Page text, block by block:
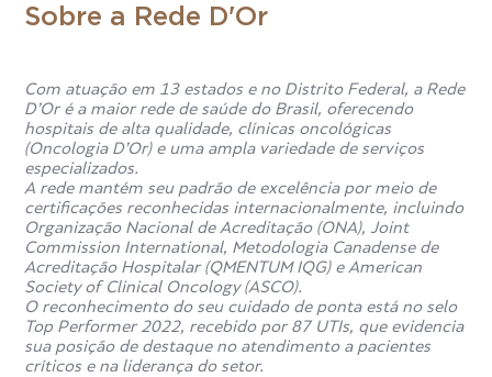
além de febre e mal-estar.
Herpes Simplex Tipos 1 e 2 - IgM
pode diagnosticar?
O exame é específico para identificar infecções pelo vírus
da herpes simples nos tipos 1 e 2. No entanto, também
pode ser útil no diagnóstico diferencial de condições com
manifestações semelhantes, como a Doença de Behçet.
Qual é o valor de referência do
exame de Herpes Simplex Tipos 1
Sobre a Rede D'Or
Com atuação em 13 estados e no Distrito Federal, a Rede
D’Or é a maior rede de saúde do Brasil, oferecendo
hospitais de alta qualidade, clínicas oncológicas
(Oncologia D’Or) e uma ampla variedade de serviços
especializados.
A rede mantém seu padrão de excelência por meio de
certificações reconhecidas internacionalmente, incluindo
Organização Nacional de Acreditação (ONA), Joint
Commission International, Metodologia Canadense de
Acreditação Hospitalar (QMENTUM IQG) e American
Society of Clinical Oncology (ASCO).
O reconhecimento do seu cuidado de ponta está no selo
Top Performer 2022, recebido por 87 UTIs, que evidencia
sua posição de destaque no atendimento a pacientes
críticos e na liderança do setor.